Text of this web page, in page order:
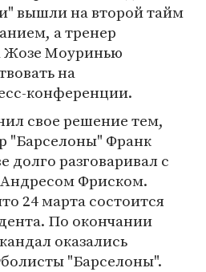
вышли на второй тайм
а тренер
Жозе Моуринью
на
конференции.
свое решение тем,
"Барселоны" Франк
долго разговаривал с
Фриском.
24 марта состоится
По окончании
оказались
"Барселоны".